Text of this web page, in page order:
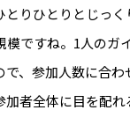
とりひとりとじっ
模ですね。1人のガ
で、参加人数に合
加者全体に目を配